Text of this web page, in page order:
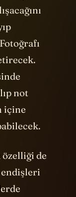
not
içine
de
endişleri